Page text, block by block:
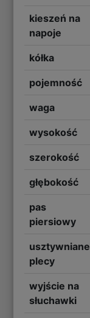
kieszeń na
napoje
kółka
pojemność
waga
wysokość
szerokość
głębokość
pas
piersiowy
usztywniane
plecy
wyjście na
słuchawki